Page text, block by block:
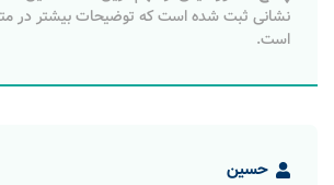
نشانی ثبت شده است که توضیحات بیشتر در
است.
حسین